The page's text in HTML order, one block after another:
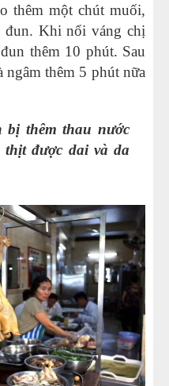
thêm một chút muối,
đun. Khi nổi váng chị
thêm 10 phút. Sau
ngâm thêm 5 phút nữa
bị thêm thau nước
được dai và da